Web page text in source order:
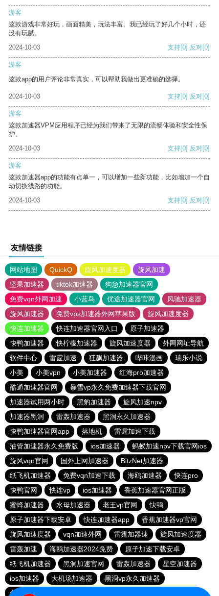
游客
这款游戏非常好玩，画面精美，玩法丰富。我已经玩了好几个小时，还
没有玩腻。
2024-10-03
支持[0] 反对[0]
游客
这款app的用户评论非常真实，可以帮助我做出更准确的选择。
2024-10-03 支持[0] 反对[0]
游客
这款加速器VPM应用程序已经为我们带来了无限的流畅体验和安全性保
护。
2024-10-03
支持[0] 反对[0]
游客
这款加速器app的功能有点单一，可以增加一些新功能，比如增加一个自
动切换线路的功能。
2024-10-03
支持[0] 反对[0]
友情链接
网站地图 QuickQ 旋风加速度器
旋风加速
坚果加速器
tiktok加速器
狗急加速器官网
免费vqn外网加速
小蓝鸟 优途加速器官网
风驰加速器
旋风加速器
免费vps加速器外网苹果版
旋风加速度器
快连加速器
快连加速器官网入口
原子加速器
快鸭加速器
快柠檬加速器 旋风加速度器
外网网址导航
软件中心
雷霆加速 狂飙加速器 哔咔漫画
瑞乐小说
小美
小美vpn 小美加速器
红海pro加速器
酷通加速器官网
暴雪vp永久免费加速器下载官网
加速器试用两小时
黑豹加速器
旋风加速npv
加速器黑洞
雷轰加速器
黑洞永久加速器
快鸭加速器官网app
落地机
雷霆加速下载
油管加速器永久免费版
ios加速器
蚂蚁加速npv下载官网ios
旋风vqn官网
国外上网加速器
BitzNet加速器
纸飞机加速器
免费vqn加速下载 海鸥加速器
快连pro
快鸭官网
快连vp ios加速器
香蕉加速器官网正版
蜜蜂加速器
水母加速器 老王vp官网
快鸭
原子加速器下载安卓
快连加速器app
香蕉加速器vp官网
旋风加速度器
vqn加速外网 雷霆加器速
旋风加速度器
雷轰加速
海鸥加速器2024免费
原子加速下载安卓
纸飞机加速器
黑洞加速官网 雷轰加速器
星空加速器
ios加速器
大机场加速器
黑洞vp永久加速器
免费vqn加速